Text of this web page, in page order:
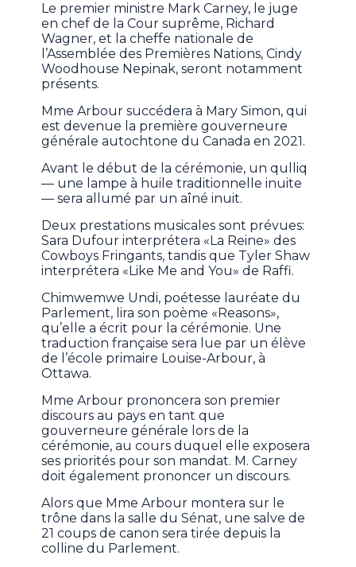
Le premier ministre Mark Carney, le juge
en chef de la Cour suprême, Richard
Wagner, et la cheffe nationale de
l’Assemblée des Premières Nations, Cindy
Woodhouse Nepinak, seront notamment
présents.
Mme Arbour succédera à Mary Simon, qui
est devenue la première gouverneure
générale autochtone du Canada en 2021.
Avant le début de la cérémonie, un qulliq
— une lampe à huile traditionnelle inuite
— sera allumé par un aîné inuit.
Deux prestations musicales sont prévues:
Sara Dufour interprétera «La Reine» des
Cowboys Fringants, tandis que Tyler Shaw
interprétera «Like Me and You» de Raffi.
Chimwemwe Undi, poétesse lauréate du
Parlement, lira son poème «Reasons»,
qu’elle a écrit pour la cérémonie. Une
traduction française sera lue par un élève
de l’école primaire Louise-Arbour, à
Ottawa.
Mme Arbour prononcera son premier
discours au pays en tant que
gouverneure générale lors de la
cérémonie, au cours duquel elle exposera
ses priorités pour son mandat. M. Carney
doit également prononcer un discours.
Alors que Mme Arbour montera sur le
trône dans la salle du Sénat, une salve de
21 coups de canon sera tirée depuis la
colline du Parlement.